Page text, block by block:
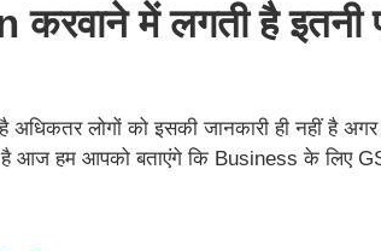
में लगती है इतनी
लोगों को इसकी जानकारी ही नहीं है
आज हम आपको बताएंगे कि Business के लिए